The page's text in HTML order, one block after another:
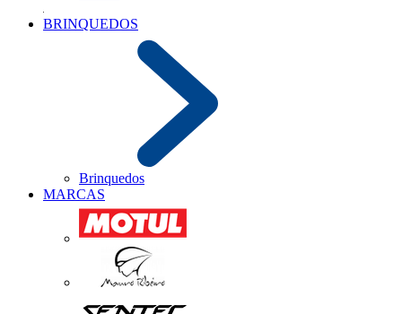
BRINQUEDOS
Brinquedos
MARCAS